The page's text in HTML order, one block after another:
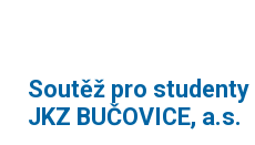
Soutěž pro
JKZ BUČOVICE, a.s.